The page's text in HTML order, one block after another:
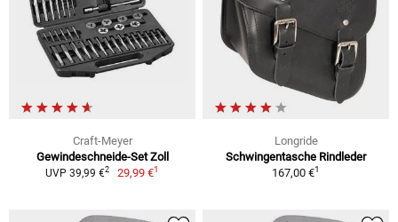
Craft-Meyer
Gewindeschneide-Set Zoll
UVP 39,99 €2 29,99 €1
Longride
Schwingentasche Rindleder
167,00 €1